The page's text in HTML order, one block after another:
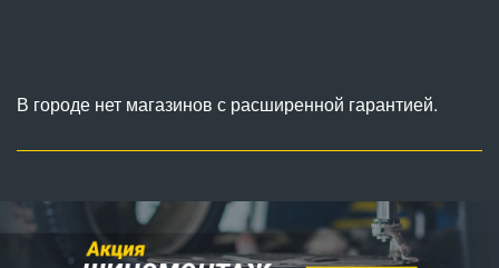
В городе нет магазинов с расширенной гарантией.